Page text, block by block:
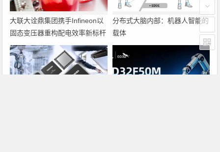
大联大诠鼎集团携手Infineon以
固态变压器重构配电效率新标杆
分布式大脑内部：机器人智能的
载体